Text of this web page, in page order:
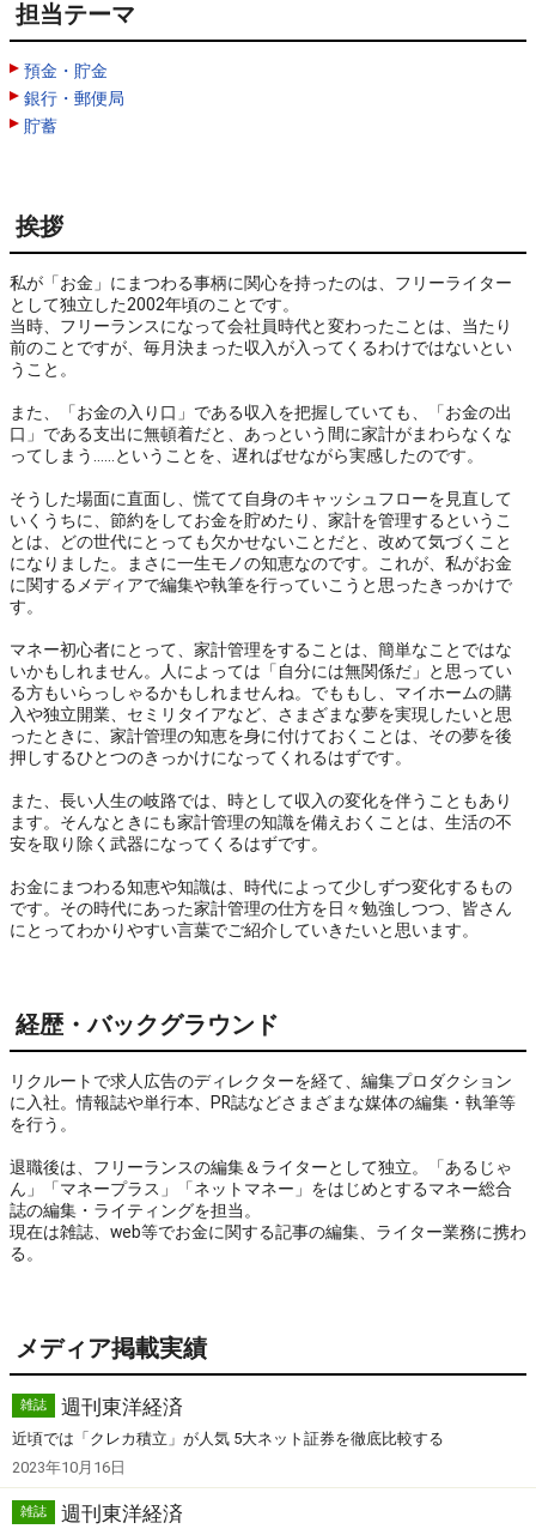
担当テーマ
預金・貯金
銀行・郵便局
貯蓄
挨拶
私が「お金」にまつわる事柄に関心を持ったのは、フリーライター
として独立した2002年頃のことです。
当時、フリーランスになって会社員時代と変わったことは、当たり
前のことですが、毎月決まった収入が入ってくるわけではないとい
うこと。
また、「お金の入り口」である収入を把握していても、「お金の出
口」である支出に無頓着だと、あっという間に家計がまわらなくな
ってしまう……ということを、遅ればせながら実感したのです。
そうした場面に直面し、慌てて自身のキャッシュフローを見直して
いくうちに、節約をしてお金を貯めたり、家計を管理するというこ
とは、どの世代にとっても欠かせないことだと、改めて気づくこと
になりました。まさに一生モノの知恵なのです。これが、私がお金
に関するメディアで編集や執筆を行っていこうと思ったきっかけで
す。
マネー初心者にとって、家計管理をすることは、簡単なことではな
いかもしれません。人によっては「自分には無関係だ」と思ってい
る方もいらっしゃるかもしれませんね。でももし、マイホームの購
入や独立開業、セミリタイアなど、さまざまな夢を実現したいと思
ったときに、家計管理の知恵を身に付けておくことは、その夢を後
押しするひとつのきっかけになってくれるはずです。
また、長い人生の岐路では、時として収入の変化を伴うこともあり
ます。そんなときにも家計管理の知識を備えおくことは、生活の不
安を取り除く武器になってくるはずです。
お金にまつわる知恵や知識は、時代によって少しずつ変化するもの
です。その時代にあった家計管理の仕方を日々勉強しつつ、皆さん
にとってわかりやすい言葉でご紹介していきたいと思います。
経歴・バックグラウンド
リクルートで求人広告のディレクターを経て、編集プロダクション
に入社。情報誌や単行本、PR誌などさまざまな媒体の編集・執筆等
を行う。
退職後は、フリーランスの編集＆ライターとして独立。「あるじゃ
ん」「マネープラス」「ネットマネー」をはじめとするマネー総合
誌の編集・ライティングを担当。
現在は雑誌、web等でお金に関する記事の編集、ライター業務に携わ
る。
メディア掲載実績
雑誌 週刊東洋経済
近頃では「クレカ積立」が人気 5大ネット証券を徹底比較する
2023年10月16日
雑誌 週刊東洋経済